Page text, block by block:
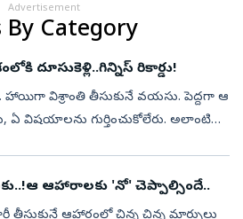
Advertisement
By Category
దూసుకెళ్లి..గిన్నిస్‌ రికార్డు!
హాయిగా విశ్రాంతి తీసుకునే వయసు. పెద్దగా ఆ
ఏ విషయాలను గుర్తించుకోలేరు. అలాంటి
ఆహారాలకు 'నో' చెప్పాల్సిందే..